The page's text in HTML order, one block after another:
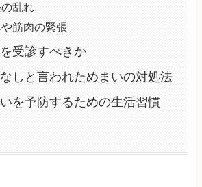
乱れ
筋肉の緊張
受診すべきか
しと言われためまいの対処法
を予防するための生活習慣